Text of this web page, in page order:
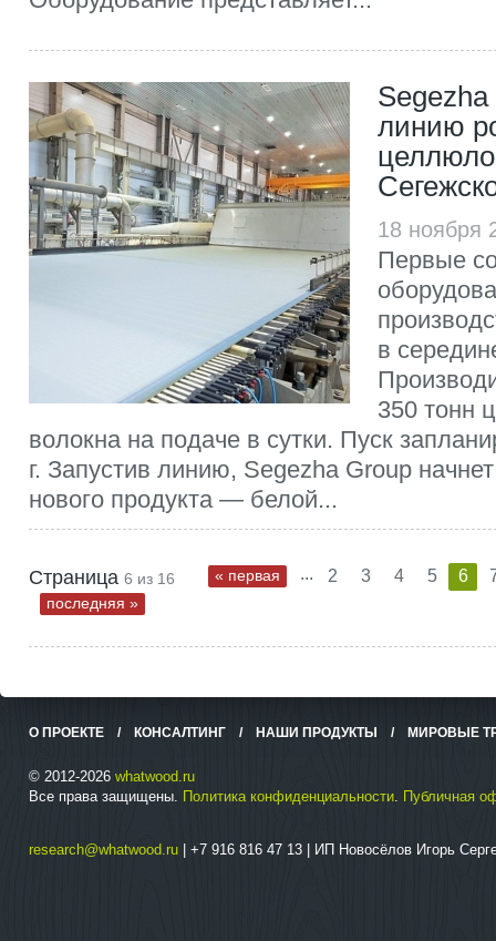
Segezha
линию
18
Первые
в
350 тонн
волокна на подаче в сутки. Пуск
г. Запустив линию, Segezha Group
нового продукта — белой...
Страница 6 из 16 « первая ... 2 3 4 5 6
последняя »
О ПРОЕКТЕ / КОНСАЛТИНГ / НАШИ ПРОДУКТЫ / МИРОВЫЕ
© 2012-2026 whatwood.ru
Все права защищены. Политика конфиденциальности. Публичная
research@whatwood.ru | +7 916 816 47 13 | ИП Новосёлов Игорь